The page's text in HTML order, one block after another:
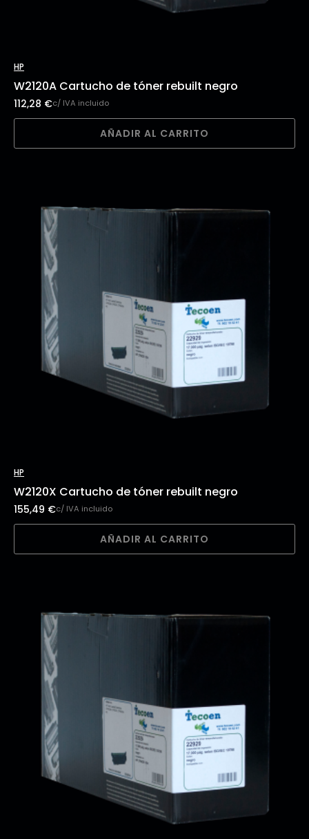
HP
W2120A Cartucho de tóner rebuilt negro
112,28 €c/ IVA incluido
AÑADIR AL CARRITO
HP
W2120X Cartucho de tóner rebuilt negro
155,49 €c/ IVA incluido
AÑADIR AL CARRITO